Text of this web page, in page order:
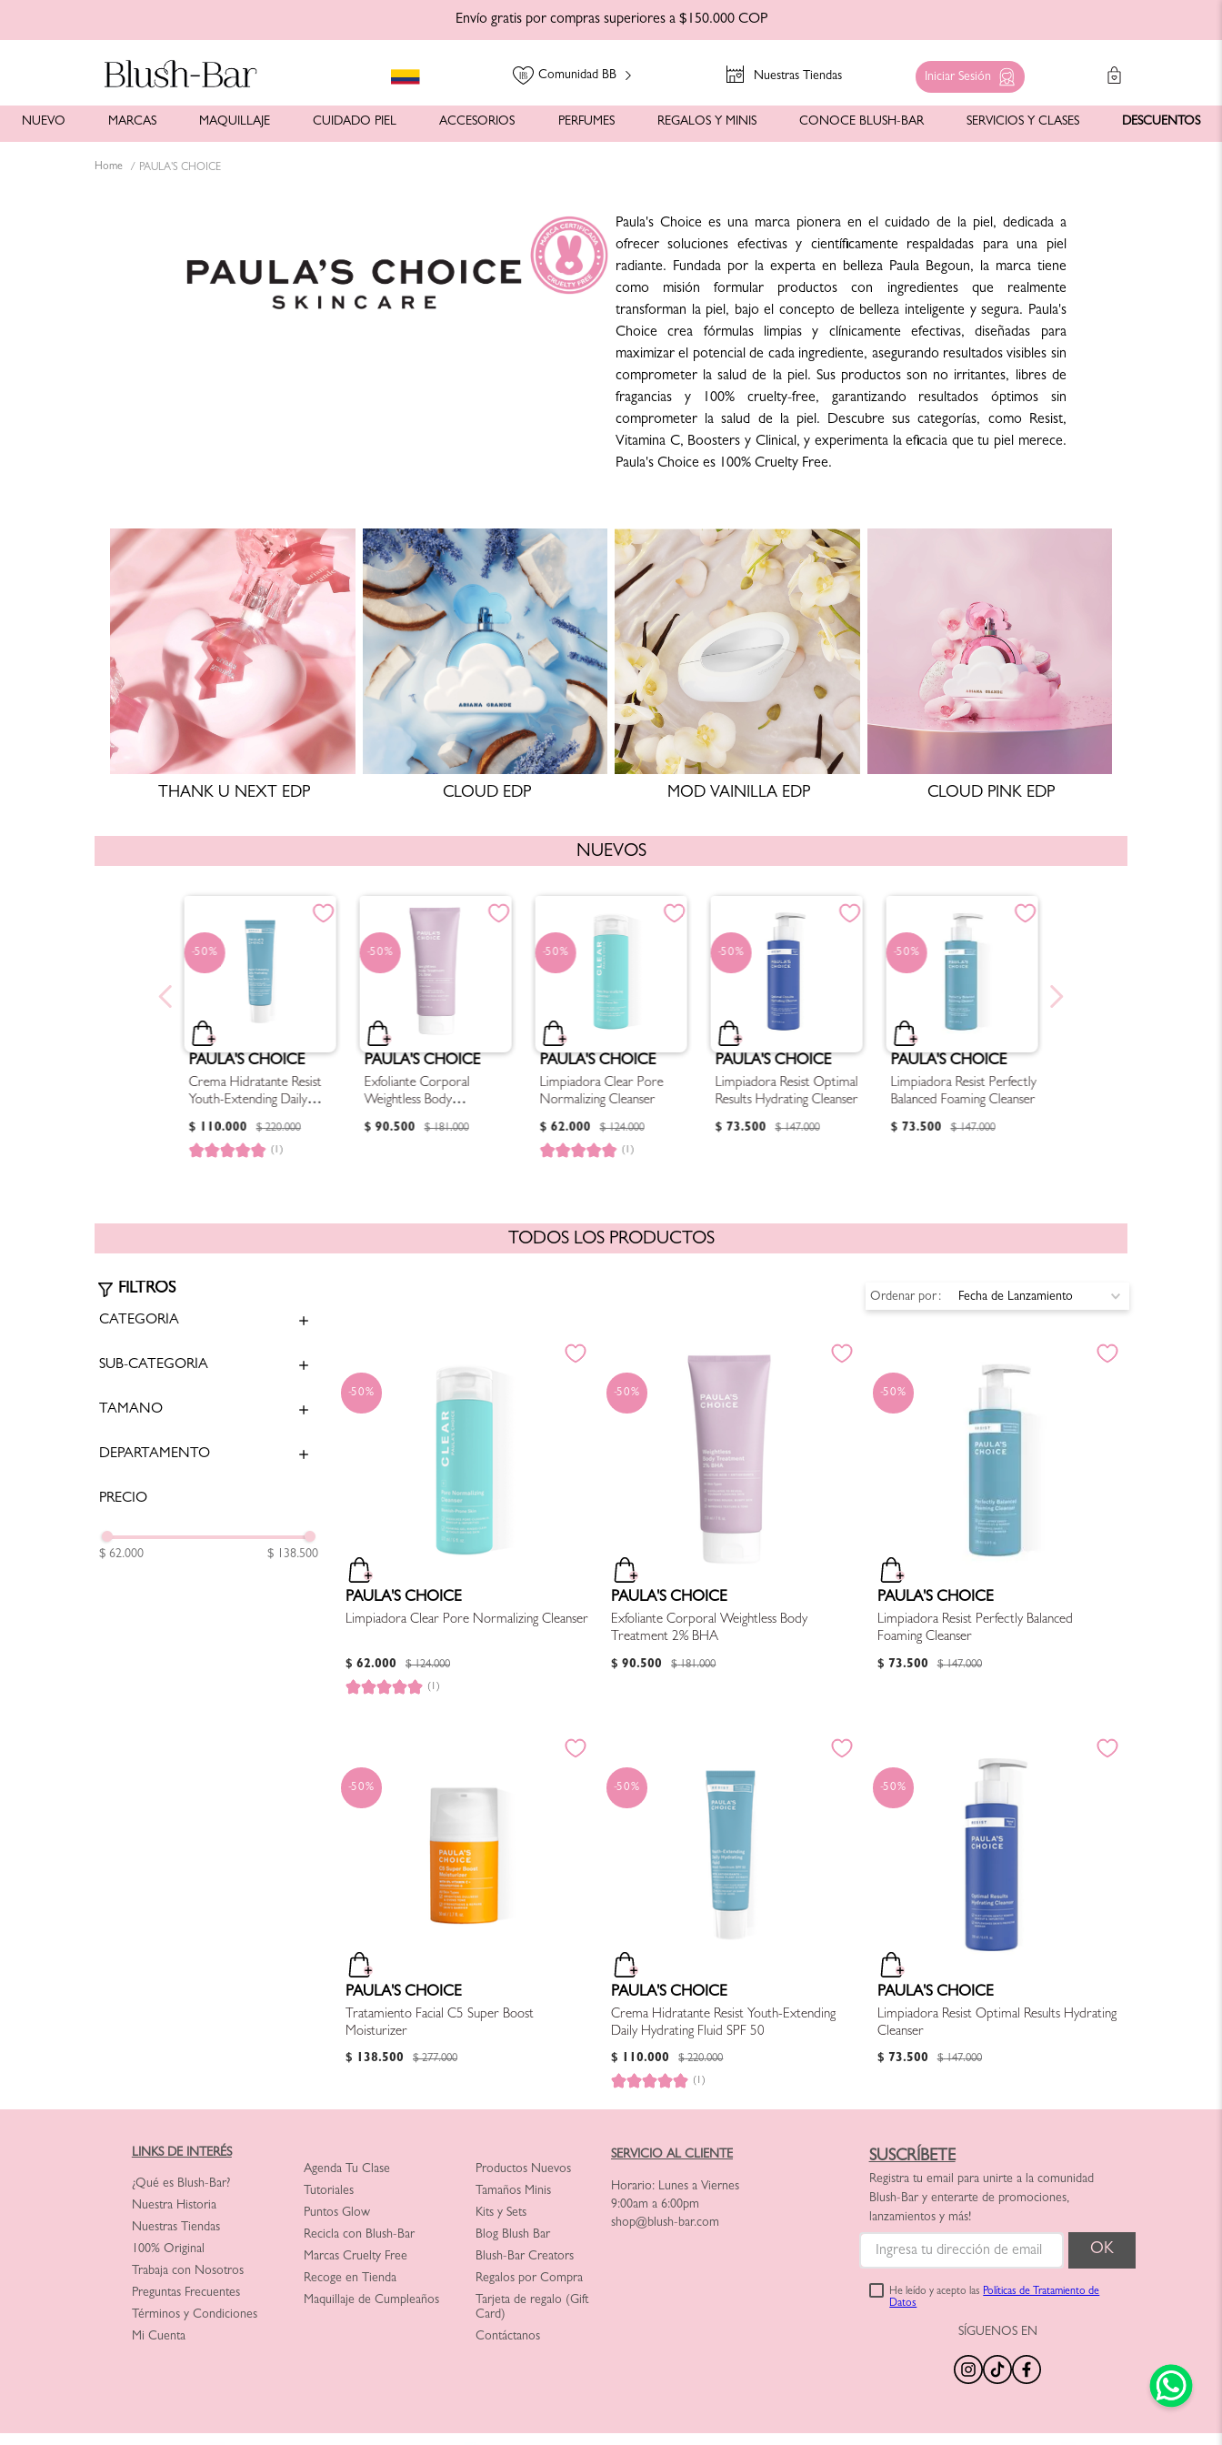
Envío gratis por compras superiores a $150.000 COP
Comunidad BB Nuestras Tiendas Iniciar Sesión
NUEVO MARCAS MAQUILLAJE CUIDADO PIEL ACCESORIOS PERFUMES REGALOS Y MINIS CONOCE BLUSH-BAR SERVICIOS Y CLASES DESCUENTOS
PAULA'S CHOICE
Paula's Choice es una marca pionera en el cuidado de la piel, dedicada a
ofrecer soluciones efectivas y científicamente respaldadas para una piel
radiante. Fundada por la experta en belleza Paula Begoun, la marca tiene
como misión formular productos con ingredientes que realmente
transforman la piel, bajo el concepto de belleza inteligente y segura. Paula's
Choice crea fórmulas limpias y clínicamente efectivas, diseñadas para
maximizar el potencial de cada ingrediente, asegurando resultados visibles sin
comprometer la salud de la piel. Sus productos son no irritantes, libres de
fragancias y 100% cruelty-free, garantizando resultados óptimos sin
comprometer la salud de la piel. Descubre sus categorías, como Resist,
Vitamina C, Boosters y Clinical, y experimenta la eficacia que tu piel merece.
Paula's Choice es 100% Cruelty Free.
THANK U NEXT EDP CLOUD EDP MOD VAINILLA EDP CLOUD PINK EDP
NUEVOS
50%
PAULA'S CHOICE
Crema Hidratante Resist
Youth-Extending Daily
Hydrating Fluid SPF 50
$ 110.000 $ 220.000
(1)
50%
PAULA'S CHOICE
Exfoliante Corporal
Weightless Body
Treatment 2% BHA
$ 90.500 $ 181.000
50%
PAULA'S CHOICE
Limpiadora Clear Pore
Normalizing Cleanser
$ 62.000 $ 124.000
(1)
50%
PAULA'S CHOICE
Limpiadora Resist Optimal
Results Hydrating Cleanser
$ 73.500 $ 147.000
50%
PAULA'S CHOICE
Limpiadora Resist Perfectly
Balanced Foaming Cleanser
$ 73.500 $ 147.000
TODOS LOS PRODUCTOS
CATEGORÍA
Limpiadoras y Desmaquillantes
Hidratantes y Humectantes
SUB-CATEGORÍA
Limpiadoras
TAMAÑO
50 mL (1)
60 ml
DEPARTAMENTO
Cuidado Piel
$ 62.000 $ 138.500
Ordenar por Fecha de Lanzamiento
50%
PAULA'S CHOICE
Limpiadora Clear Pore Normalizing Cleanser
$ 62.000 $ 124.000
(1)
50%
PAULA'S CHOICE
Exfoliante Corporal Weightless Body
Treatment 2% BHA
$ 90.500 $ 181.000
50%
PAULA'S CHOICE
Limpiadora Resist Perfectly Balanced
Foaming Cleanser
$ 73.500 $ 147.000
50%
PAULA'S CHOICE
Tratamiento Facial C5 Super Boost
Moisturizer
$ 138.500 $ 277.000
50%
PAULA'S CHOICE
Crema Hidratante Resist Youth-Extending
Daily Hydrating Fluid SPF 50
$ 110.000 $ 220.000
(1)
50%
PAULA'S CHOICE
Limpiadora Resist Optimal Results Hydrating
Cleanser
$ 73.500 $ 147.000
LINKS DE INTERÉS
¿Qué es Blush-Bar?
Nuestra Historia
Nuestras Tiendas
100% Original
Trabaja con Nosotros
Preguntas Frecuentes
Términos y Condiciones
Mi Cuenta
Agenda Tu Clase
Tutoriales
Puntos Glow
Recicla con Blush-Bar
Marcas Cruelty Free
Recoge en Tienda
Maquillaje de Cumpleaños
Productos Nuevos
Tamaños Minis
Kits y Sets
Blog Blush Bar
Blush-Bar Creators
Regalos por Compra
Tarjeta de regalo (Gift
Card)
Contáctanos
SERVICIO AL CLIENTE
Horario: Lunes a Viernes
9:00am a 6:00pm
shop@blush-bar.com
SUSCRÍBETE
Registra tu email para unirte a la comunidad
Blush-Bar y enterarte de promociones,
lanzamientos y más!
He leído y acepto las Políticas de Tratamiento de
Datos
SÍGUENOS EN